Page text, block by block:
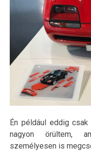
Én például eddig
nagyon örültem,
személyesen is